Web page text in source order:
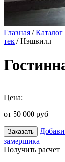
Главная /
тек / Нэшвилл
Цена:
от 50 000 руб.
Заказать
замерщика
Получить расчет